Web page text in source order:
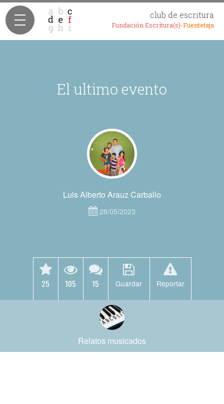
club de escritura
Fundación Escritura(s)-Fuentetaja
El ultimo evento
Luis Alberto Arauz Carballo
28/05/2023
25 105 15 Guardar Reportar
Relatos musicados